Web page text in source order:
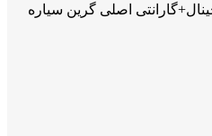
اصلی گرین سیاره